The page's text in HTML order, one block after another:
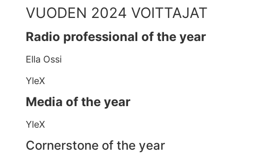
VUODEN 2024 VOITTAJAT
Radio professional of the year
Ella Ossi
YleX
Media of the year
YleX
Cornerstone of the year